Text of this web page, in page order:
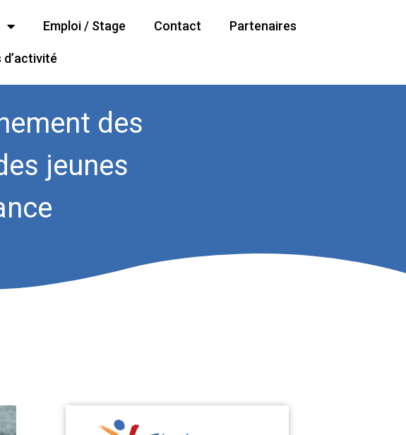
Emploi / Stage Contact Partenaires
des
jeunes